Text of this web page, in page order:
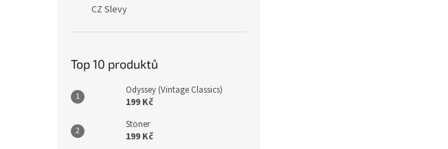
CZ Slevy
Top 10 produktů
Odyssey (Vintage Classics)
199 Kč
Stoner
199 Kč